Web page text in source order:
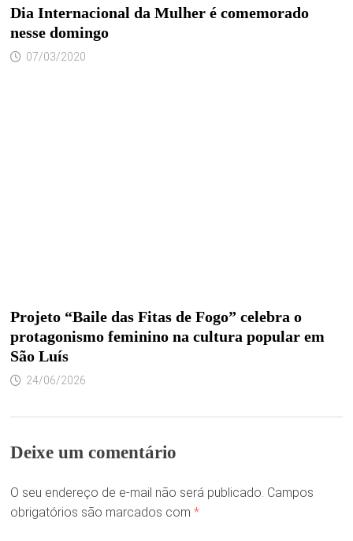
Dia Internacional da Mulher é comemorado
nesse domingo
07/03/2020
Projeto “Baile das Fitas de Fogo” celebra o
protagonismo feminino na cultura popular em
São Luís
24/06/2026
Deixe um comentário
O seu endereço de e-mail não será publicado. Campos
obrigatórios são marcados com *